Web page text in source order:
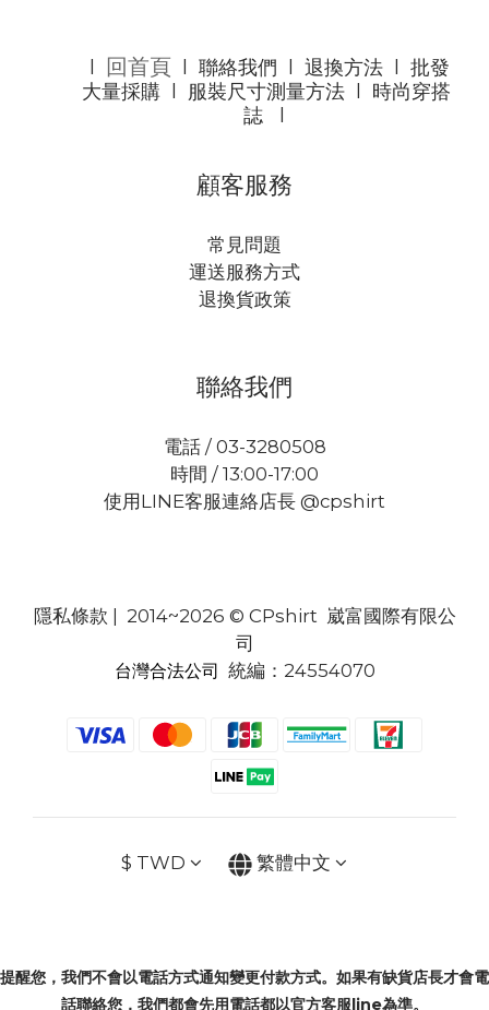
回首頁 聯絡我們 退換方法l 批發
大量採購
服裝尺寸測量方法
時尚穿搭
誌l
顧客服務
常見問題
運送服務方式
退換貨政策
聯絡我們
電話 / 03-3280508
時間 / 13:00-17:00
使用LINE客服連絡店長 @cpshirt
隱私條款 | 2014~2026 © CPshirt 崴富國際有限公
司
台灣合法公司 統編：24554070
$ TWD 繁體中文
提醒您，我們不會以電話方式通知變更付款方式。如果有缺貨店長才會電
話聯絡您，我們都會先用電話都以官方客服line為準。